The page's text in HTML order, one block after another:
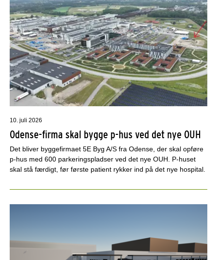
10. juli 2026
Odense-firma skal bygge p-hus ved det nye OUH
Det bliver byggefirmaet 5E Byg A/S fra Odense, der skal opføre
p-hus med 600 parkeringspladser ved det nye OUH. P-huset
skal stå færdigt, før første patient rykker ind på det nye hospital.